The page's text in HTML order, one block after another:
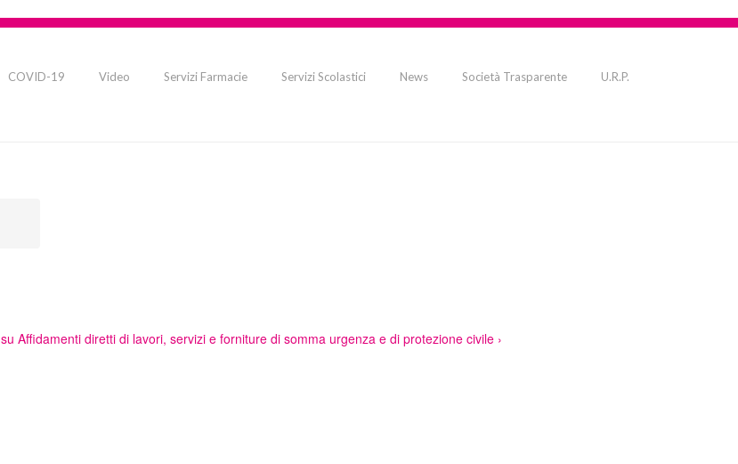
COVID-19 Video Servizi Farmacie Servizi Scolastici News Società Trasparente U.R.P.
su Affidamenti diretti di lavori, servizi e forniture di somma urgenza e di protezione civile ›